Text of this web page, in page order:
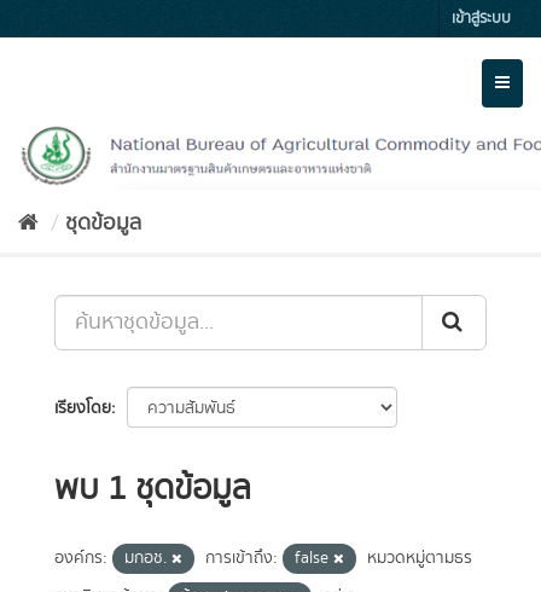
to
เข้าสู่ระบบ
ชุดข้อมูล
เรียงโดย
พบ 1 ชุดข้อมูล
องค์กร: มกอช. การเข้าถึง: false
หมวดหมู่ตามธร